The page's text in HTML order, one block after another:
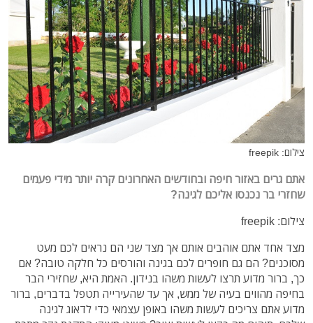
צילום: freepik
אתם גרים באזור חיפה ובחודשים האחרונים קרה יותר מידי פעמים
שחזרי בר נכנסו אליכם לגינה?
צילום: freepik
מצד אחד אתם אוהבים אותם אך מצד שני הם נראים לכם מעט
מסוכנים? הם גם חופרים לכם בגינה והורסים כל חלקה טובה? אם
כך, ברור מדוע תרצו לעשות משהו בנידון. האמת היא, שחזירי הבר
בחיפה מהווים בעיה של ממש, אך עד שהעירייה תטפל בדברים, ברור
מדוע אתם צריכים לעשות משהו באופן עצמאי כדי לדאוג לגינה